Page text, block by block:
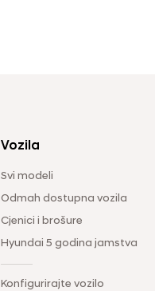
Vozila
Svi modeli
Odmah dostupna vozila
Cjenici i brošure
Hyundai 5 godina jamstva
Konfigurirajte vozilo